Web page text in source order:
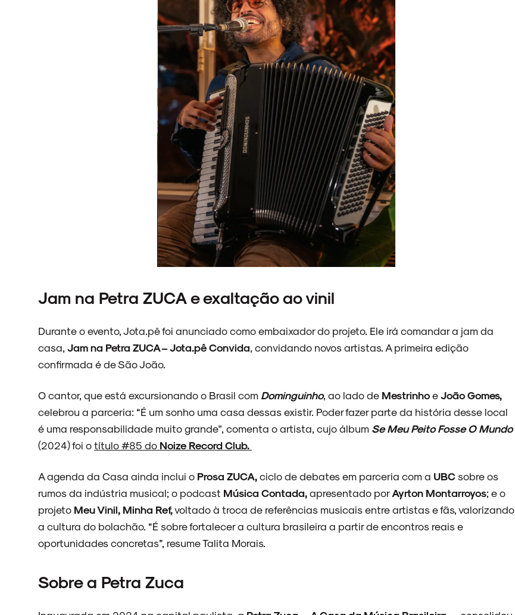
NOIZE RECORD CLUB
Jam na Petra ZUCA e exaltação ao vinil
Durante o evento, Jota.pê foi anunciado como embaixador do projeto. Ele irá comandar a jam da
casa, Jam na Petra ZUCA – Jota.pê Convida , convidando novos artistas. A primeira edição
confirmada é de São João.
O cantor, que está excursionando o Brasil com Dominguinho, ao lado de MestrinhoeJoão Gomes,
celebrou a parceria: “É um sonho uma casa dessas existir. Poder fazer parte da história desse local
é uma responsabilidade muito grande", comenta o artista, cujo álbum Se Meu Peito Fosse O Mundo
(2024) foi otítulo #85 do Noize Record Club.
A agenda da Casa ainda inclui o Prosa ZUCA,ciclo de debates em parceria com a UBCsobre os
rumos da indústria musical; o podcast Música Contada,apresentado porAyrton Montarroyos; e o
projeto Meu Vinil, Minha Ref,voltado à troca de referências musicais entre artistas e fãs, valorizando
a cultura do bolachão. “É sobre fortalecer a cultura brasileira a partir de encontros reais e
oportunidades concretas”, resume Talita Morais.
Sobre a Petra Zuca